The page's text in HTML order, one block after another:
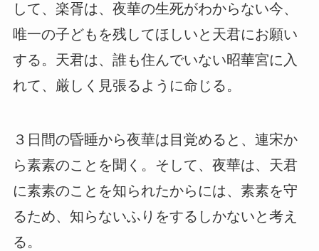
して、楽胥は、夜華の生死がわからない今、
唯一の子どもを残してほしいと天君にお願い
する。天君は、誰も住んでいない昭華宮に入
れて、厳しく見張るように命じる。
３日間の昏睡から夜華は目覚めると、連宋か
ら素素のことを聞く。そして、夜華は、天君
に素素のことを知られたからには、素素を守
るため、知らないふりをするしかないと考え
る。